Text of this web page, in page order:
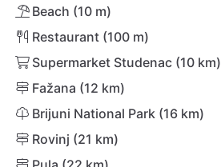
Beach (10 m)
Restaurant (100 m)
Supermarket Studenac (10 km)
Fažana (12 km)
Brijuni National Park (16 km)
Rovinj (21 km)